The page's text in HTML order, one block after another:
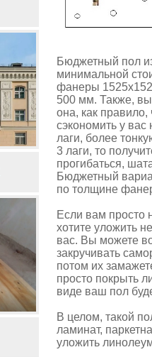
Бюджетный пол
минимальной
фанеры
500 мм. Также,
она, как
сэкономить у вас
лаги, более
3 лаги, то
прогибаться,
Бюджетный
по толщине
Если вам просто
хотите уложить
вас. Вы можете
закручивать
потом их
просто покрыть
виде ваш пол
В целом, такой
ламинат,
уложить